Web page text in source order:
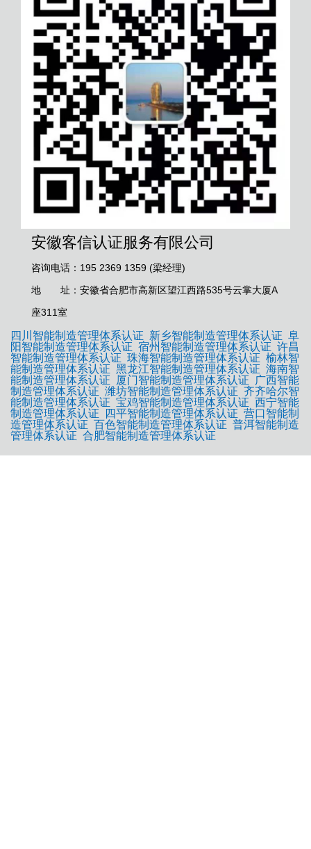
安徽客信认证服务有限公司
咨询电话：195 2369 1359 (梁经理)
地 址：安徽省合肥市高新区望江西路535号云掌大厦A
座311室
四川智能制造管理体系认证 新乡智能制造管理体系认证 阜
阳智能制造管理体系认证 宿州智能制造管理体系认证 许昌
智能制造管理体系认证 珠海智能制造管理体系认证 榆林智
能制造管理体系认证 黑龙江智能制造管理体系认证 海南智
能制造管理体系认证
厦门智能制造管理体系认证
广西智能
制造管理体系认证 潍坊智能制造管理体系认证 齐齐哈尔智
能制造管理体系认证 宝鸡智能制造管理体系认证 西宁智能
制造管理体系认证
四平智能制造管理体系认证 营口智能制
造管理体系认证 百色智能制造管理体系认证 普洱智能制造
管理体系认证 合肥智能制造管理体系认证